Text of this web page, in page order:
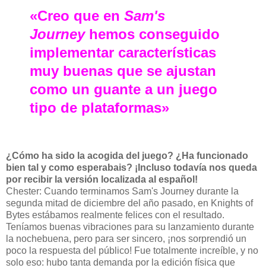
«Creo que en Sam's
Journeyhemos conseguido
implementar características
muy buenas que se ajustan
como un guante a un juego
tipo de plataformas»
¿Cómo ha sido la acogida del juego? ¿Ha funcionado
bien tal y como esperabais? ¡Incluso todavía nos queda
por recibir la versión localizada al español!
Chester: Cuando terminamos Sam's Journey durante la
segunda mitad de diciembre del año pasado, en Knights of
Bytes estábamos realmente felices con el resultado.
Teníamos buenas vibraciones para su lanzamiento durante
la nochebuena, pero para ser sincero, ¡nos sorprendió un
poco la respuesta del público! Fue totalmente increíble, y no
solo eso: hubo tanta demanda por la edición física que